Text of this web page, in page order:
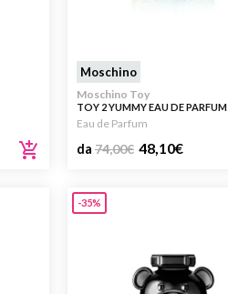
Moschino
Moschino Toy
TOY 2 YUMMY EAU DE PARFUM
Eau de Parfum
da 74,00€ 48,10€
-35%